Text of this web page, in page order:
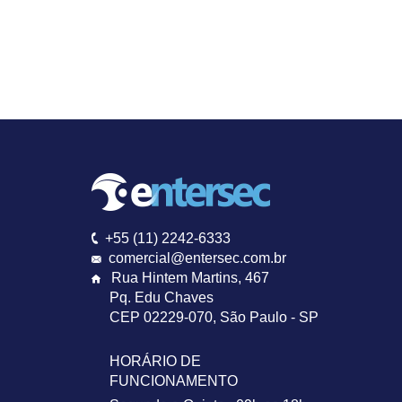
+55 (11) 2242-6333
comercial@entersec.com.br
Rua Hintem Martins, 467
Pq. Edu Chaves
CEP 02229-070, São Paulo - SP
HORÁRIO DE
FUNCIONAMENTO